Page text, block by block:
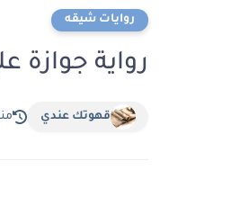
روايات شيقه
رواية جوازة
قهوتك عندي منذ 5